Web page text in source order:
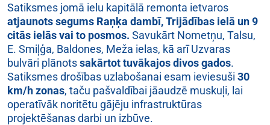
Satiksmes jomā ielu kapitālā remonta ietvaros
atjaunots segums Raņķa dambī, Trijādības ielā un 9
citās ielās vai to posmos. Savukārt Nometņu, Talsu,
E. Smiļģa, Baldones, Meža ielas, kā arī Uzvaras
bulvāri plānotssakārtot tuvākajos divos gados.
Satiksmes drošības uzlabošanai esam ieviesuši 30
km/h zonas, taču pašvaldībai jāaudzē muskuļi, lai
operatīvāk noritētu gājēju infrastruktūras
projektēšanas darbi un izbūve.